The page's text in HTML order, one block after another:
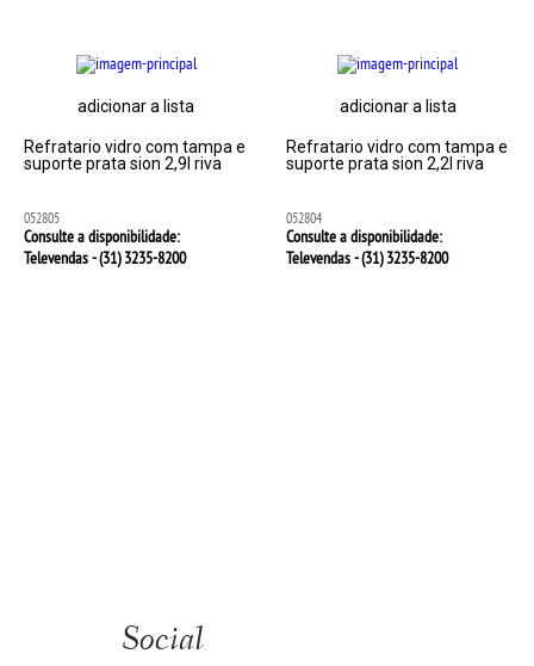
adicionar a lista
Refratario vidro com tampa e
suporte prata sion 2,9l riva
052805
Consulte a disponibilidade:
Televendas - (31)3235-8200
adicionar a lista
Refratario vidro com tampa e
suporte prata sion 2,2l riva
052804
Consulte a disponibilidade:
Televendas - (31)3235-8200
Social